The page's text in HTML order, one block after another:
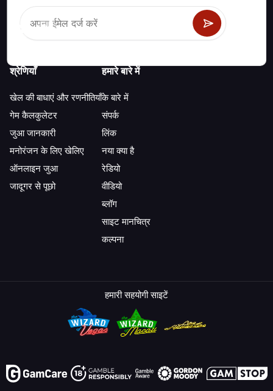
श्रेणियाँ
खेल की बाधाएं और रणनीतियाँ
गेम कैलकुलेटर
जुआ जानकारी
मनोरंजन के लिए खेलिए
ऑनलाइन जुआ
जादूगर से पूछो
हमारे बारे में
के बारे में
संपर्क
लिंक
नया क्या है
रेडियो
वीडियो
ब्लॉग
साइट मानचित्र
कल्पना
हमारी सहयोगी साइटें